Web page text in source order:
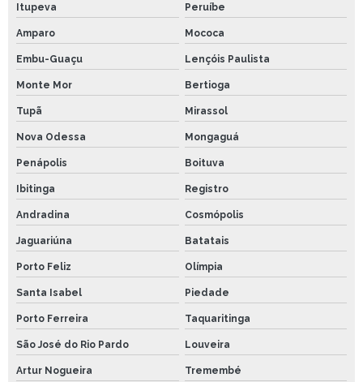
Itupeva Peruíbe
Amparo Mococa
Embu-Guaçu Lençóis Paulista
Monte Mor Bertioga
Tupã Mirassol
Nova Odessa Mongaguá
Penápolis Boituva
Ibitinga Registro
Andradina Cosmópolis
Jaguariúna Batatais
Porto Feliz Olímpia
Santa Isabel Piedade
Porto Ferreira Taquaritinga
São José do Rio Pardo Louveira
Artur Nogueira Tremembé